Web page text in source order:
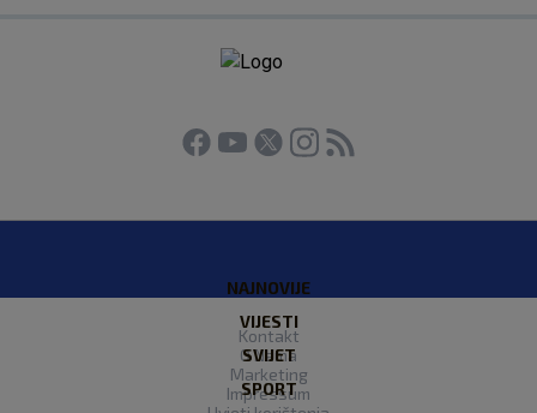
NAJNOVIJE
VIJESTI
SVIJET
SPORT
Kontakt
O Nama
Marketing
Impressum